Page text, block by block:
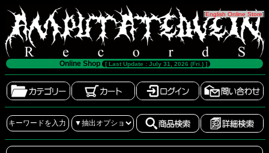
[English Online Store]
Online Shop [ Last Update : July 31, 2026 (Fri.) ]